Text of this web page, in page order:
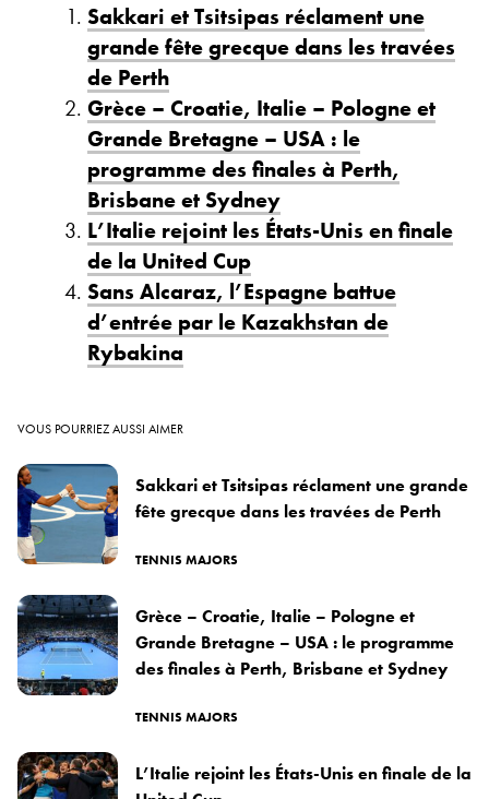
Sakkari et Tsitsipas réclament une
grande fête grecque dans les travées
de Perth
Grèce – Croatie, Italie – Pologne et
Grande Bretagne – USA : le
programme des finales à Perth,
Brisbane et Sydney
L’Italie rejoint les États-Unis en finale
de la United Cup
Sans Alcaraz, l’Espagne battue
d’entrée par le Kazakhstan de
Rybakina
VOUS POURRIEZ AUSSI AIMER
Sakkari et Tsitsipas réclament une grande
fête grecque dans les travées de Perth
TENNIS MAJORS
Grèce – Croatie, Italie – Pologne et
Grande Bretagne – USA : le programme
des finales à Perth, Brisbane et Sydney
TENNIS MAJORS
L’Italie rejoint les États-Unis en finale de la